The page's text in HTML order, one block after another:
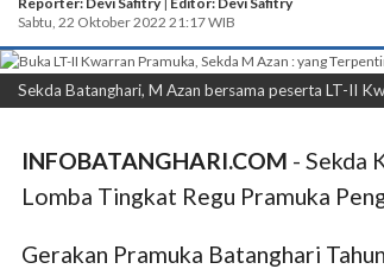
Sabtu, 22 Oktober 2022 21:17 WIB
Sekda Batanghari, M Azan bersama peserta LT-II
INFOBATANGHARI.COM - Sekda
Lomba Tingkat Regu Pramuka
Gerakan Pramuka Batanghari